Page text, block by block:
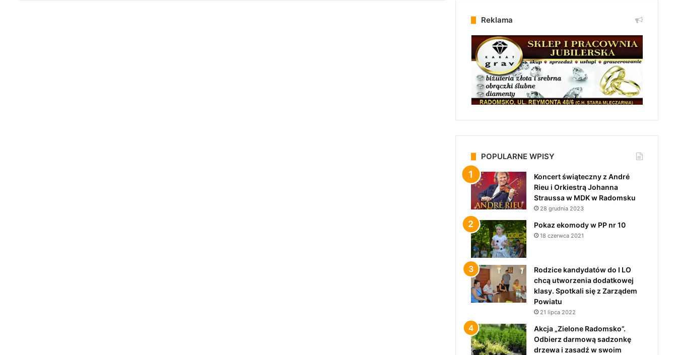
Reklama
POPULARNE WPISY
Koncert świąteczny z André
Rieu i Orkiestrą Johanna
Straussa w MDK w Radomsku
28 grudnia 2023
Pokaz ekomody w PP nr 10
18 czerwca 2021
Rodzice kandydatów do I LO
chcą utworzenia dodatkowej
klasy. Spotkali się z Zarządem
Powiatu
21 lipca 2022
Akcja „Zielone Radomsko”.
Odbierz darmową sadzonkę
drzewa i zasadź w swoim